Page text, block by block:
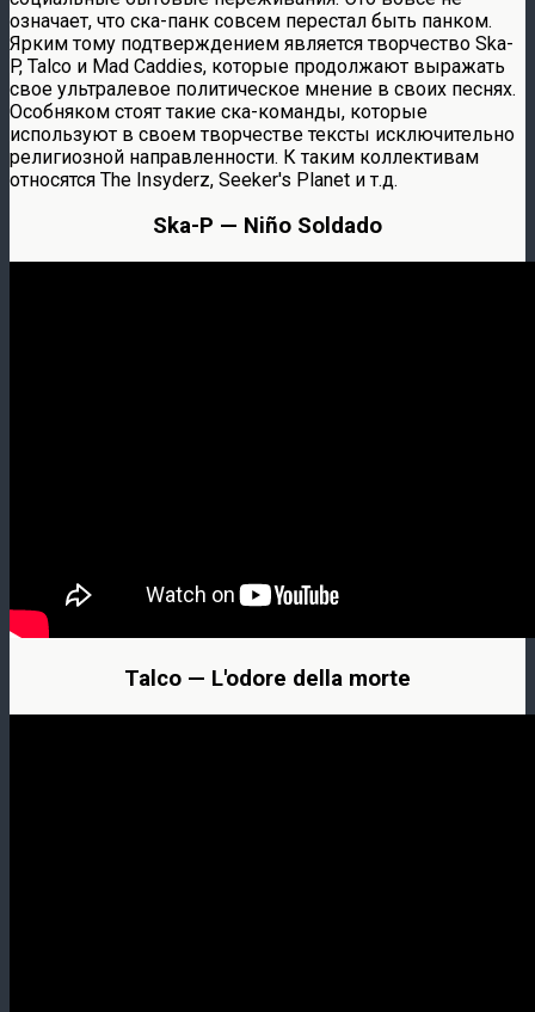
означает, что ска-панк совсем перестал быть панком.
Ярким тому подтверждением является творчество Ska-
P, Talco и Mad Caddies, которые продолжают выражать
свое ультралевое политическое мнение в своих песнях.
Особняком стоят такие ска-команды, которые
используют в своем творчестве тексты исключительно
религиозной направленности. К таким коллективам
относятся The Insyderz, Seeker's Planet и т.д.
Ska-P — Niño Soldado
Talco — L'odore della morte